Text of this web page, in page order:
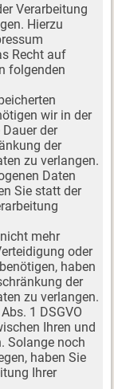
Verarbeitung
Hierzu
Recht auf
folgenden
wir in der
der
der
zu verlangen.
Daten
Sie statt der
mehr
oder
haben
der
zu verlangen.
1 DSGVO
Ihren und
Solange noch
haben Sie
Ihrer